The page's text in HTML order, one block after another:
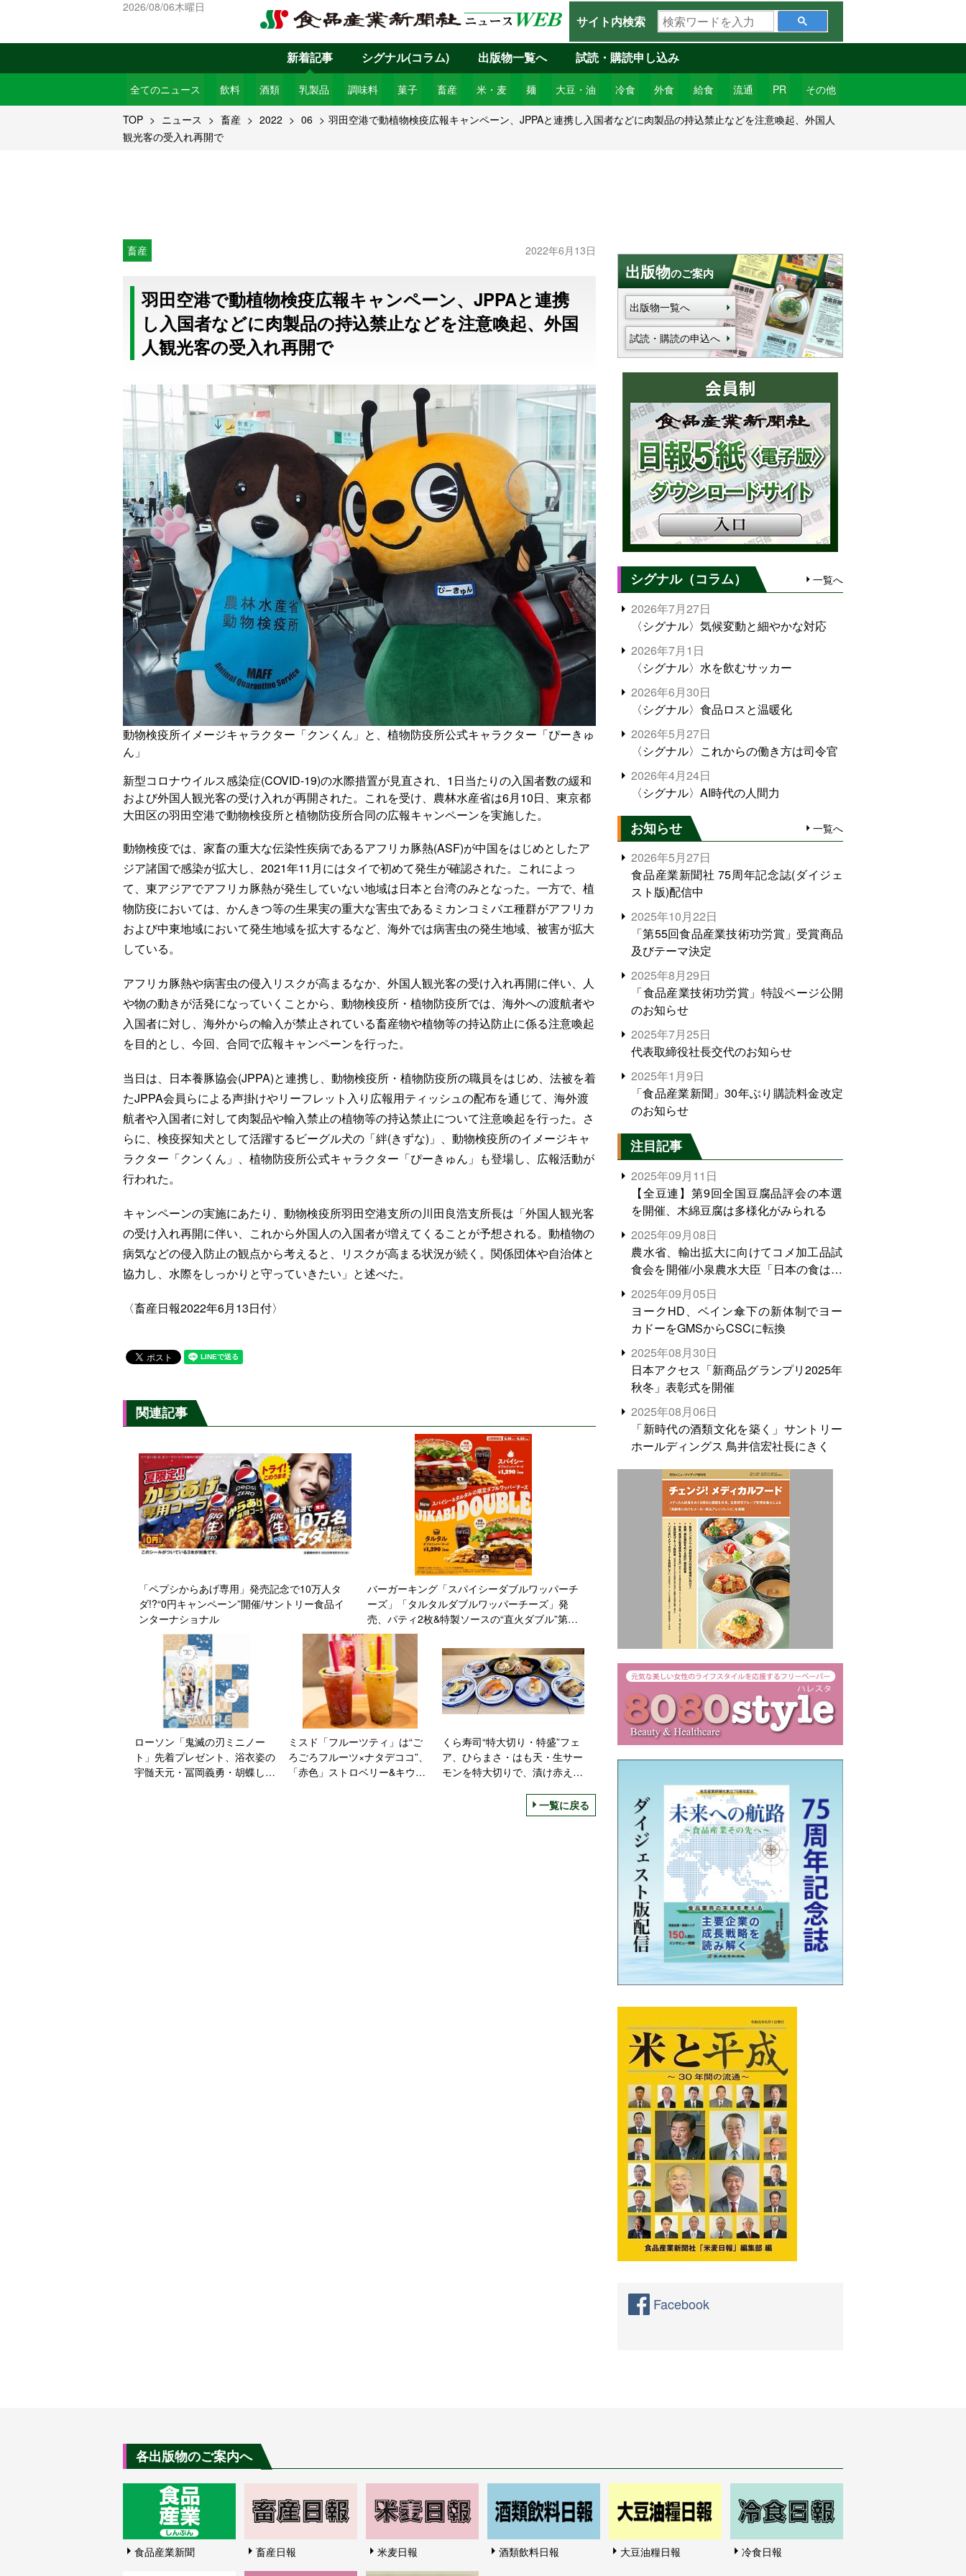
2026/08/06木曜日
サイト内検索
検
索
ワ
ー
ド
を
入
新着記事
全てのニュース 飲料 酒類 乳製品 調味料 菓子 畜産 米・麦 麺 大豆・油 冷食 外食 給食 流通 PR その他
シグナル(コラム) 出版物一覧へ 試読・購読申し込み
TOP ニュース 畜産 2022 06
羽田空港で動植物検疫広報キャンペーン、JPPAと連携し入国者などに肉製品の持込禁止などを注意喚起、外国人
観光客の受入れ再開で
畜産 2022年6月13日
羽田空港で動植物検疫広報キャンペーン、JPPAと連携
し入国者などに肉製品の持込禁止などを注意喚起、外国
人観光客の受入れ再開で
動物検疫所イメージキャラクター「クンくん」と、植物防疫所公式キャラクター「ぴーきゅ
ん」
新型コロナウイルス感染症(COVID-19)の水際措置が見直され、1日当たりの入国者数の緩和
および外国人観光客の受け入れが再開された。これを受け、農林水産省は6月10日、東京都
大田区の羽田空港で動物検疫所と植物防疫所合同の広報キャンペーンを実施した。
動物検疫では、家畜の重大な伝染性疾病であるアフリカ豚熱(ASF)が中国をはじめとしたア
ジア諸国で感染が拡大し、2021年11月にはタイで初めて発生が確認された。これによっ
て、東アジアでアフリカ豚熱が発生していない地域は日本と台湾のみとなった。一方で、植
物防疫においては、かんきつ等の生果実の重大な害虫であるミカンコミバエ種群がアフリカ
および中東地域において発生地域を拡大するなど、海外では病害虫の発生地域、被害が拡大
している。
アフリカ豚熱や病害虫の侵入リスクが高まるなか、外国人観光客の受け入れ再開に伴い、人
や物の動きが活発になっていくことから、動物検疫所・植物防疫所では、海外への渡航者や
入国者に対し、海外からの輸入が禁止されている畜産物や植物等の持込防止に係る注意喚起
を目的とし、今回、合同で広報キャンペーンを行った。
当日は、日本養豚協会(JPPA)と連携し、動物検疫所・植物防疫所の職員をはじめ、法被を着
たJPPA会員らによる声掛けやリーフレット入り広報用ティッシュの配布を通じて、海外渡
航者や入国者に対して肉製品や輸入禁止の植物等の持込禁止について注意喚起を行った。さ
らに、検疫探知犬として活躍するビーグル犬の「絆(きずな)」、動物検疫所のイメージキャ
ラクター「クンくん」、植物防疫所公式キャラクター「ぴーきゅん」も登場し、広報活動が
行われた。
キャンペーンの実施にあたり、動物検疫所羽田空港支所の川田良浩支所長は「外国人観光客
の受け入れ再開に伴い、これから外国人の入国者が増えてくることが予想される。動植物の
病気などの侵入防止の観点から考えると、リスクが高まる状況が続く。関係団体や自治体と
協力し、水際をしっかりと守っていきたい」と述べた。
〈畜産日報2022年6月13日付〉
関連記事
「ペプシからあげ専用」発売記念で10万人タ
ダ!?“0円キャンペーン”開催/サントリー食品イ
ンターナショナル
バーガーキング「スパイシーダブルワッパーチ
ーズ」「タルタルダブルワッパーチーズ」発
売、パティ2枚&特製ソースの“直火ダブル”第2
弾
ローソン「鬼滅の刃ミニノー
ト」先着プレゼント、浴衣姿の
宇髄天元・冨岡義勇・胡蝶しの
ミスド「フルーツティ」は“ご
ろごろフルーツ×ナタデココ”、
「赤色」ストロベリー&キウイ
くら寿司“特大切り・特盛”フェ
ア、ひらまさ・はも天・生サー
モンを特大切りで、漬け赤えび
一覧に戻る
出版物のご案内
出版物一覧へ
試読・購読の申込へ
シグナル（コラム） 一覧へ
2026年7月27日
〈シグナル〉気候変動と細やかな対応
2026年7月1日
〈シグナル〉水を飲むサッカー
2026年6月30日
〈シグナル〉食品ロスと温暖化
2026年5月27日
〈シグナル〉これからの働き方は司令官
2026年4月24日
〈シグナル〉AI時代の人間力
お知らせ 一覧へ
2026年5月27日
食品産業新聞社 75周年記念誌(ダイジェ
スト版)配信中
2025年10月22日
「第55回食品産業技術功労賞」受賞商品
及びテーマ決定
2025年8月29日
「食品産業技術功労賞」特設ページ公開
のお知らせ
2025年7月25日
代表取締役社長交代のお知らせ
2025年1月9日
「食品産業新聞」30年ぶり購読料金改定
のお知らせ
注目記事
2025年09月11日
【全豆連】第9回全国豆腐品評会の本選
を開催、木綿豆腐は多様化がみられる
2025年09月08日
農水省、輸出拡大に向けてコメ加工品試
食会を開催/小泉農水大臣「日本の食は世
界でトップをとれる。米増産に向けて、
米輸出需要の拡大を」
2025年09月05日
ヨークHD、ベイン傘下の新体制でヨー
カドーをGMSからCSCに転換
2025年08月30日
日本アクセス「新商品グランプリ2025年
秋冬」表彰式を開催
2025年08月06日
「新時代の酒類文化を築く」サントリー
ホールディングス 鳥井信宏社長にきく
Facebook
各出版物のご案内へ
食品産業新聞 畜産日報 米麦日報 酒類飲料日報 大豆油糧日報 冷食日報